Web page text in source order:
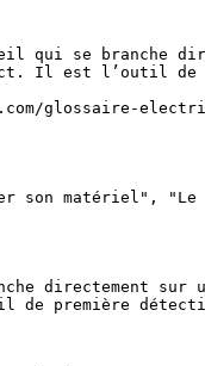
se branche
Il est l’outil de
glossaire-
son
directement sur
première